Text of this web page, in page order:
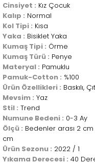
Cinsiyet : Kız Çocuk
Kalıp : Normal
Kol Tipi : Kısa
Yaka : Bisiklet Yaka
Kumaş Tipi : Örme
Kumaş Türü : Penye
Materyal : Pamuklu
Pamuk-Cotton : %100
Ürün Özellikleri : Baskılı,
Mevsim : Yaz
Stil : Trend
Numune Bedeni : 0-3 Ay
Ölçü : Bedenler arası 2 cm
cm
Ürün Sezonu : 2022 / 1
Yıkama Derecesi : 40